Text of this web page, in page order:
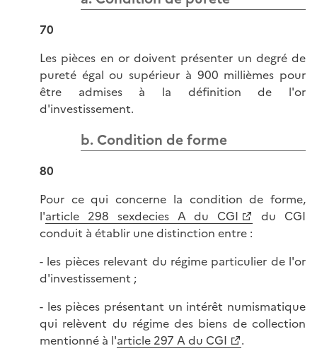
70
Les pièces en or doivent présenter un degré de
pureté égal ou supérieur à 900 millièmes pour
être admises à la définition de l'or
d'investissement.
b. Condition de forme
80
Pour ce qui concerne la condition de forme,
l'article 298 sexdecies A du CGI
du CGI
conduit à établir une distinction entre :
- les pièces relevant du régime particulier de l'or
d'investissement ;
- les pièces présentant un intérêt numismatique
qui relèvent du régime des biens de collection
mentionné à l'article 297 A du CGI
.